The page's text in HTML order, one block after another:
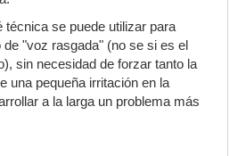
técnica se puede utilizar para
"voz rasgada" (no se si es el
sin necesidad de forzar tanto la
una pequeña irritación en la
a la larga un problema más